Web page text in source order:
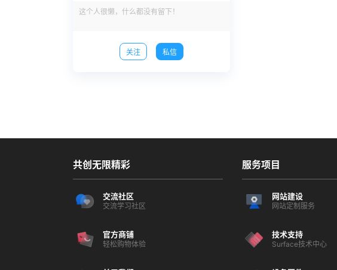
这个人很懒，什么都没有留下！
关注 私信
共创无限精彩
交流社区
交流学习社区
官方商铺
轻松购物体验
服务项目
网站建设
网站定制服务
技术支持
Surface技术中心